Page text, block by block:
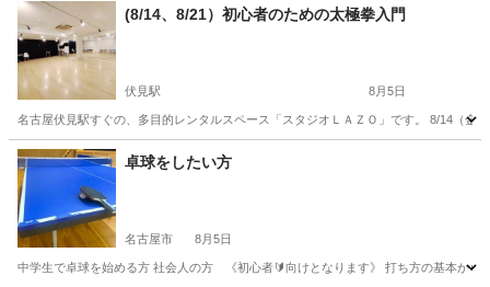
(8/14、8/21）初心者のための太極拳入門
伏見駅 8月5日
名古屋伏見駅すぐの、多目的レンタルスペース「スタジオＬＡＺＯ」です。 8/14（
愛知 名古屋市 伏見駅 太極拳
卓球をしたい方
名古屋市 8月5日
中学生で卓球を始める方 社会人の方 《初心者🔰向けとなります》 打ち方の基本から